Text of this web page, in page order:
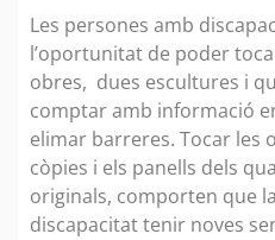
Les persones amb
l’oportunitat de poder
obres, dues escultures i
comptar amb informació
elimar barreres. Tocar les
còpies i els panells dels
originals, comporten que
discapacitat tenir noves